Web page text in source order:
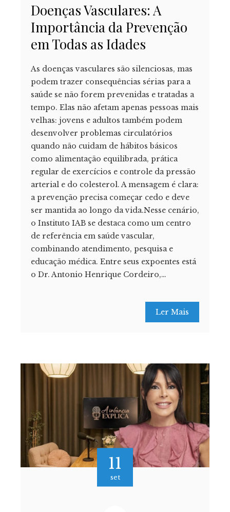
Doenças Vasculares: A
Importância da Prevenção
em Todas as Idades
As doenças vasculares são silenciosas, mas
podem trazer consequências sérias para a
saúde se não forem prevenidas e tratadas a
tempo. Elas não afetam apenas pessoas mais
velhas: jovens e adultos também podem
desenvolver problemas circulatórios
quando não cuidam de hábitos básicos
como alimentação equilibrada, prática
regular de exercícios e controle da pressão
arterial e do colesterol. A mensagem é clara:
a prevenção precisa começar cedo e deve
ser mantida ao longo da vida.Nesse cenário,
o Instituto IAB se destaca como um centro
de referência em saúde vascular,
combinando atendimento, pesquisa e
educação médica. Entre seus expoentes está
o Dr. Antonio Henrique Cordeiro,…
Ler Mais
11
set